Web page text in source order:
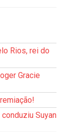
Rios, rei do
Gracie
Suyan